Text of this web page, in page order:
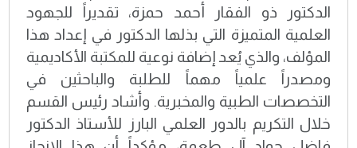
الدكتور ذو الفقار أحمد حمزة، تقديراً للجهود
العلمية المتميزة التي بذلها الدكتور في إعداد هذا
المؤلف، والذي يُعد إضافة نوعية للمكتبة الأكاديمية
ومصدراً علمياً مهماً للطلبة والباحثين في
التخصصات الطبية والمخبرية. وأشاد رئيس القسم
خلال التكريم بالدور العلمي البارز للأستاذ الدكتور